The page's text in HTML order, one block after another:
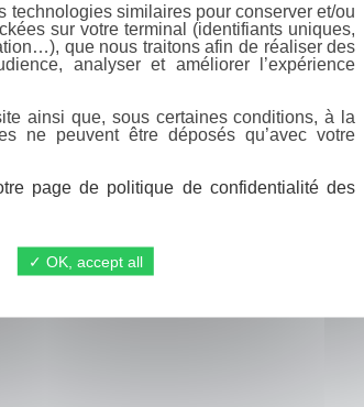
technologies similaires pour conserver et/ou
sur votre terminal (identifiants uniques,
que nous traitons afin de réaliser des
analyser et améliorer l’expérience
ainsi que, sous certaines conditions, à la
ne peuvent être déposés qu’avec votre
page de politique de confidentialité des
OK, accept all